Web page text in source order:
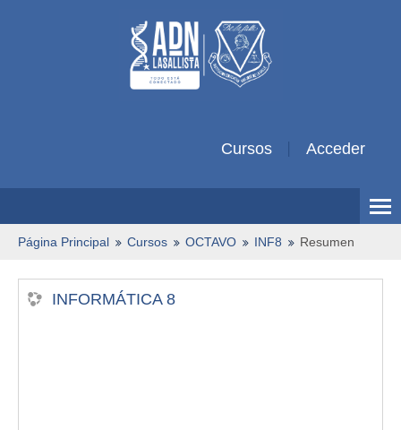
Cursos Acceder
Español Colombiano ‎(es_co)‎
Página Principal Cursos OCTAVO INF8 Resumen
INFORMÁTICA 8